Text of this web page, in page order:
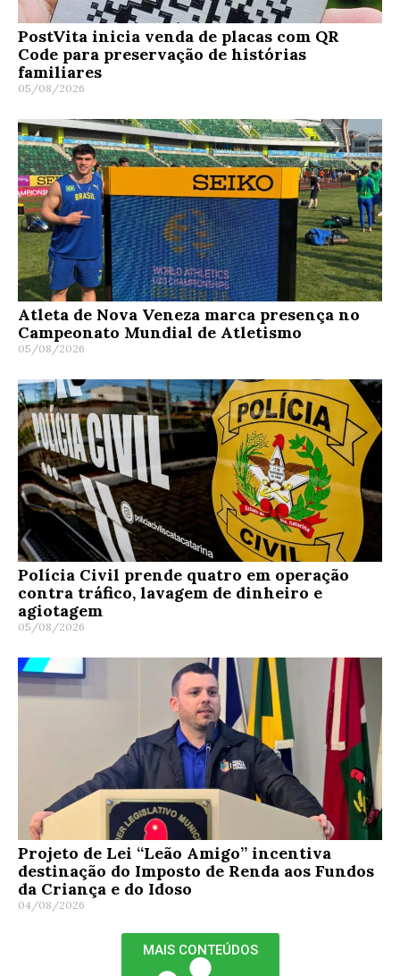
PostVita inicia venda de placas com QR
Code para preservação de histórias
familiares
05/08/2026
Atleta de Nova Veneza marca presença no
Campeonato Mundial de Atletismo
05/08/2026
Polícia Civil prende quatro em operação
contra tráfico, lavagem de dinheiro e
agiotagem
05/08/2026
Projeto de Lei “Leão Amigo” incentiva
destinação do Imposto de Renda aos Fundos
da Criança e do Idoso
04/08/2026
MAIS CONTEÚDOS